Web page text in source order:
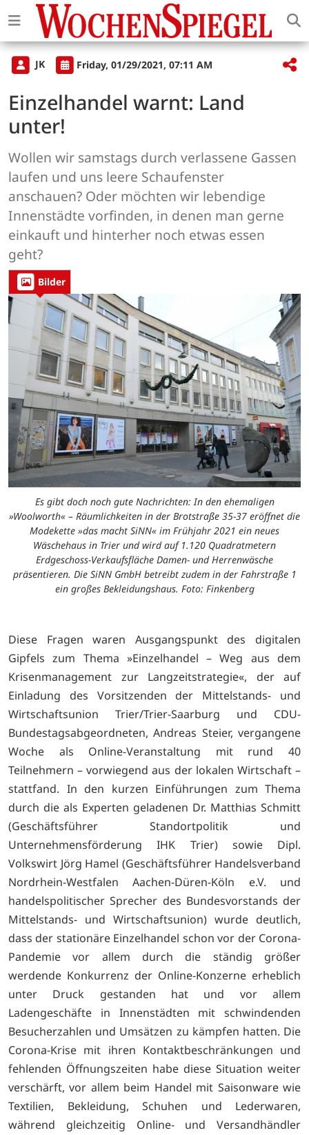
JK Friday, 01/29/2021, 07:11 AM
Einzelhandel warnt: Land
unter!
Wollen wir samstags durch verlassene Gassen
laufen und uns leere Schaufenster
anschauen? Oder möchten wir lebendige
Innenstädte vorfinden, in denen man gerne
einkauft und hinterher noch etwas essen
geht?
Bilder
Es gibt doch noch gute Nachrichten: In den ehemaligen
»Woolworth« – Räumlichkeiten in der Brotstraße 35-37 eröffnet die
Modekette »das macht SiNN« im Frühjahr 2021 ein neues
Wäschehaus in Trier und wird auf 1.120 Quadratmetern
Erdgeschoss-Verkaufsfläche Damen- und Herrenwäsche
präsentieren. Die SiNN GmbH betreibt zudem in der Fahrstraße 1
ein großes Bekleidungshaus. Foto: Finkenberg
Diese Fragen waren Ausgangspunkt des digitalen
Gipfels zum Thema »Einzelhandel – Weg aus dem
Krisenmanagement zur Langzeitstrategie«, der auf
Einladung des Vorsitzenden der Mittelstands- und
Wirtschaftsunion Trier/Trier-Saarburg und CDU-
Bundestagsabgeordneten, Andreas Steier, vergangene
Woche als Online-Veranstaltung mit rund 40
Teilnehmern – vorwiegend aus der lokalen Wirtschaft –
stattfand. In den kurzen Einführungen zum Thema
durch die als Experten geladenen Dr. Matthias Schmitt
(Geschäftsführer Standortpolitik und
Unternehmensförderung IHK Trier) sowie Dipl.
Volkswirt Jörg Hamel (Geschäftsführer Handelsverband
Nordrhein-Westfalen Aachen-Düren-Köln e.V. und
handelspolitischer Sprecher des Bundesvorstands der
Mittelstands- und Wirtschaftsunion) wurde deutlich,
dass der stationäre Einzelhandel schon vor der Corona-
Pandemie vor allem durch die ständig größer
werdende Konkurrenz der Online-Konzerne erheblich
unter Druck gestanden hat und vor allem
Ladengeschäfte in Innenstädten mit schwindenden
Besucherzahlen und Umsätzen zu kämpfen hatten. Die
Corona-Krise mit ihren Kontaktbeschränkungen und
fehlenden Öffnungszeiten habe diese Situation weiter
verschärft, vor allem beim Handel mit Saisonware wie
Textilien, Bekleidung, Schuhen und Lederwaren,
während gleichzeitig Online- und Versandhändler